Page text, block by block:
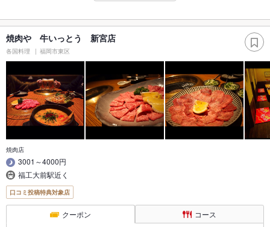
焼肉や 牛いっとう 新宮店
各国料理 福岡市東区
焼肉店
3001～4000円
福工大前駅近く
口コミ投稿特典対象店
クーポン コース